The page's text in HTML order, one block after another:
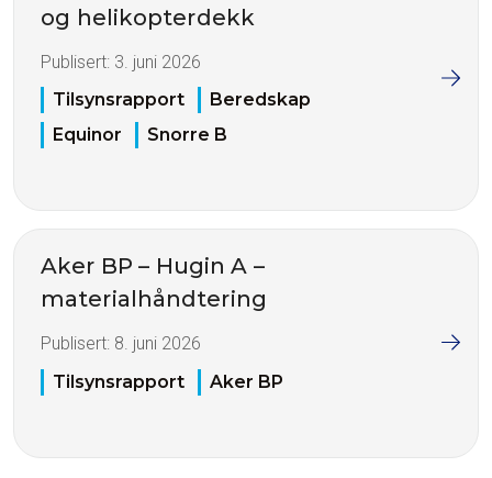
og helikopterdekk
Publisert: 3. juni 2026
Tilsynsrapport
Beredskap
Equinor
Snorre B
Aker BP – Hugin A –
materialhåndtering
Publisert: 8. juni 2026
Tilsynsrapport
Aker BP